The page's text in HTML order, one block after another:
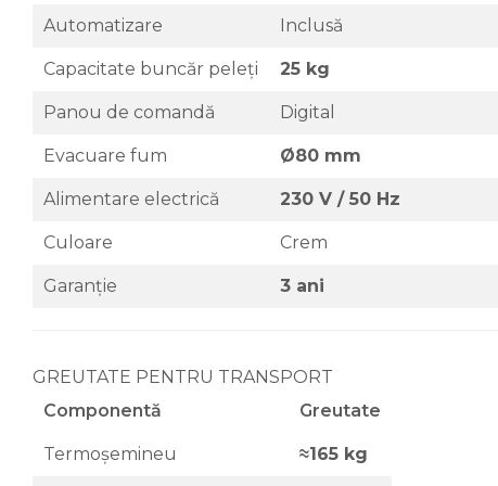
Automatizare Inclusă
Capacitate buncăr peleți 25 kg
Panou de comandă Digital
Evacuare fum Ø80 mm
Alimentare electrică 230 V / 50 Hz
Culoare Crem
Garanție 3 ani
GREUTATE PENTRU TRANSPORT
Componentă
Greutate
Termoșemineu ≈165 kg